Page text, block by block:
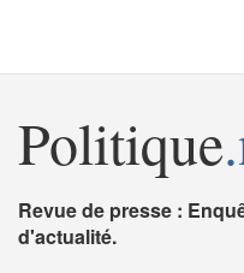
Politique
Revue de presse :
d'actualité.